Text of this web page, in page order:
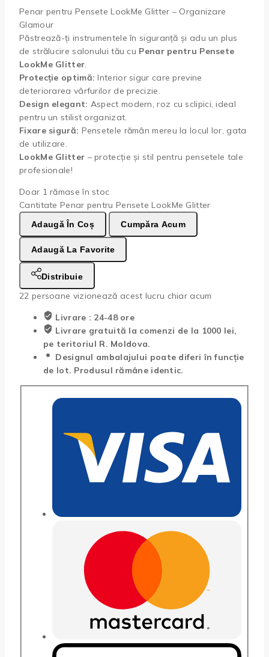
Penar pentru Pensete LookMe Glitter – Organizare
Glamour
Păstrează-ți instrumentele în siguranță și adu un plus
de strălucire salonului tău cu Penar pentru Pensete
LookMe Glitter.
Protecție optimă: Interior sigur care previne
deteriorarea vârfurilor de precizie.
Design elegant: Aspect modern, roz cu sclipici, ideal
pentru un stilist organizat.
Fixare sigură: Pensetele rămân mereu la locul lor, gata
de utilizare.
LookMe Glitter – protecție și stil pentru pensetele tale
profesionale!
Doar 1 rămase în stoc
Cantitate Penar pentru Pensete LookMe Glitter
Adaugă În Coș Cumpăra Acum
Adaugă La Favorite
Distribuie
22 persoane vizionează acest lucru chiar acum
Livrare : 24-48 ore
Livrare gratuită la comenzi de la 1000 lei,
pe teritoriul R. Moldova.
Designul ambalajului poate diferi în funcție
de lot. Produsul rămâne identic.